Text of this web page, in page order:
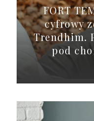
FORT
cyfrowy
Trendhim.
pod